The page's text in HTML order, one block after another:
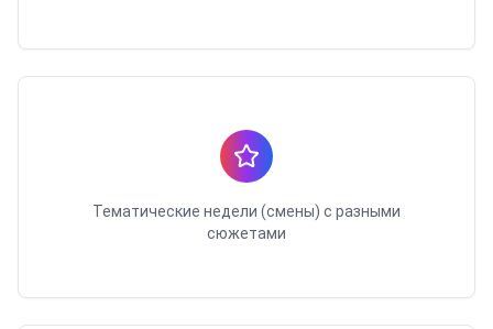
Тематические недели (смены) с разными
сюжетами